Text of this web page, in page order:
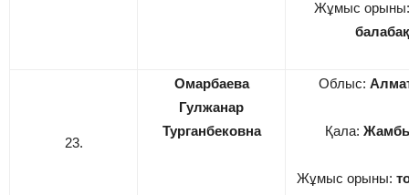
Жұмыс
23.
Омарбаева
Гулжанар
Турганбековна
Облыс:
Қала:
Жұмыс орыны: